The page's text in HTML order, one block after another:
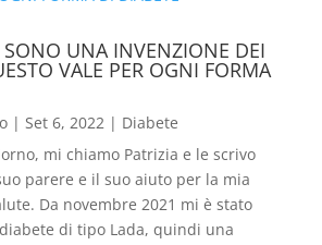
SONO UNA INVENZIONE DEI
VALE PER OGNI FORMA
| Set 6, 2022| Diabete
mi chiamo Patrizia e le scrivo
parere e il suo aiuto per la mia
Da novembre 2021 mi è stato
di tipo Lada, quindi una